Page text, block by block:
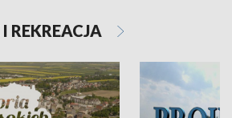
REKREACJA